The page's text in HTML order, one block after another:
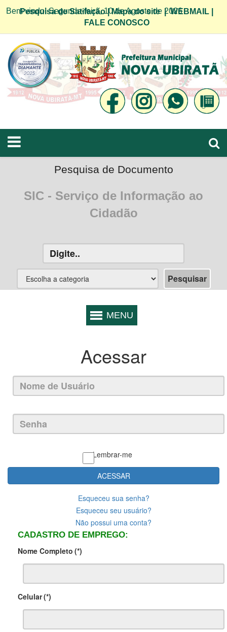
Bem vindo! Segunda-feira, 10 de Agosto de 2026
Pesquisa de Satifação|Mapa do site|WEBMAIL
FALE CONOSCO
Pesquisa de Documento
SIC - Serviço de Informação ao
Cidadão
Acessar
Lembrar-me
ACESSAR
Esqueceu sua senha?
Esqueceu seu usuário?
Não possui uma conta?
CADASTRO DE EMPREGO:
Nome Completo (*)
Celular(*)